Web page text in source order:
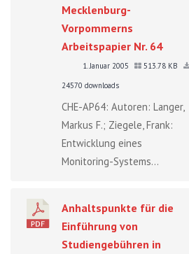
Mecklenburg-
Vorpommerns
Arbeitspapier Nr. 64
1. Januar 2005
513.78 KB
24570 downloads
CHE-AP64: Autoren: Langer,
Markus F.; Ziegele, Frank:
Entwicklung eines
Monitoring-Systems...
Anhaltspunkte für die
Einführung von
Studiengebühren in